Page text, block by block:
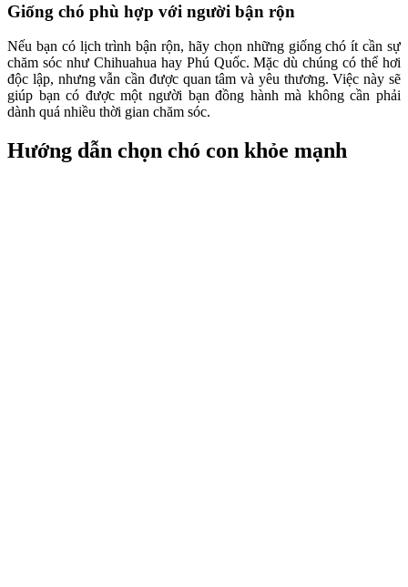
Giống chó phù hợp với người bận rộn
Nếu bạn có lịch trình bận rộn, hãy chọn những giống chó ít cần sự
chăm sóc như Chihuahua hay Phú Quốc. Mặc dù chúng có thể hơi
độc lập, nhưng vẫn cần được quan tâm và yêu thương. Việc này sẽ
giúp bạn có được một người bạn đồng hành mà không cần phải
dành quá nhiều thời gian chăm sóc.
Hướng dẫn chọn chó con khỏe mạnh